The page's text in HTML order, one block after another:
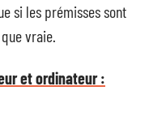
si les prémisses sont
vraie.
et ordinateur :